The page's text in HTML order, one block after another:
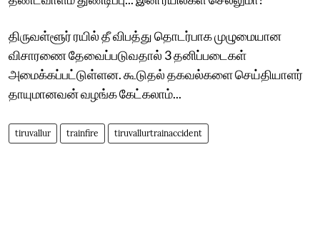
திருவள்ளூர் ரயில் தீ விபத்து தொடர்பாக முழுமையான
விசாரணை தேவைப்படுவதால் 3 தனிப்படைகள்
அமைக்கப்பட்டுள்ளன. கூடுதல் தகவல்களை செய்தியாளர்
தாயுமானவன் வழங்க கேட்கலாம்...
tiruvallur trainfire tiruvallurtrainaccident